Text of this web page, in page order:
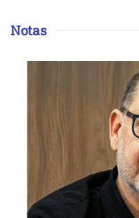
Notas